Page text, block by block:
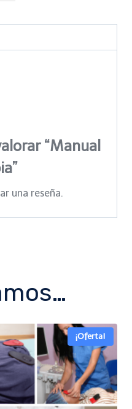
“Manual
una reseña.
¡Oferta!